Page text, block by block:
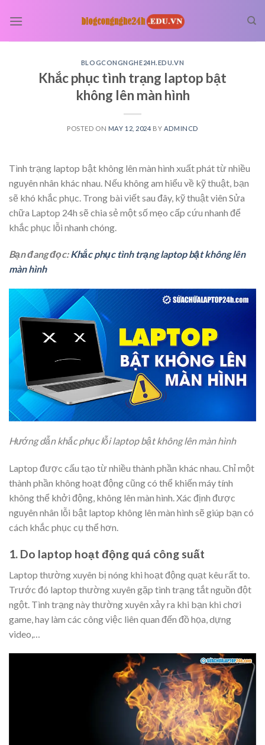
BLOGCONGNGHE24H.EDU.VN
Khắc phục tình trạng laptop bật
không lên màn hình
POSTED ON MAY 12, 2024 BY ADMINCD
Tình trạng laptop bật không lên màn hình xuất phát từ nhiều
nguyên nhân khác nhau. Nếu không am hiểu về kỹ thuật, bạn
sẽ khó khắc phục. Trong bài viết sau đây, kỹ thuật viên Sửa
chữa Laptop 24h sẽ chia sẻ một số mẹo cấp cứu nhanh để
khắc phục lỗi nhanh chóng.
Bạn đang đọc:Khắc phục tình trạng laptop bật không lên
màn hình
Hướng dẫn khắc phục lỗi laptop bật không lên màn hình
Laptop được cấu tạo từ nhiều thành phần khác nhau. Chỉ một
thành phần không hoạt động cũng có thể khiến máy tính
không thể khởi động, không lên màn hình. Xác định được
nguyên nhân lỗi bật laptop không lên màn hình sẽ giúp bạn có
cách khắc phục cụ thể hơn.
1. Do laptop hoạt động quá công suất
Laptop thường xuyên bị nóng khi hoạt động quạt kêu rất to.
Trước đó laptop thường xuyên gặp tình trạng tắt nguồn đột
ngột. Tình trạng này thường xuyên xảy ra khi bạn khi chơi
game, hay làm các công việc liên quan đến đồ họa, dựng
video,…